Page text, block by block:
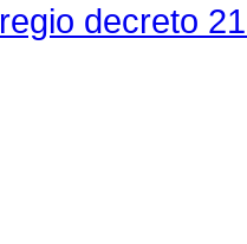
regio decreto